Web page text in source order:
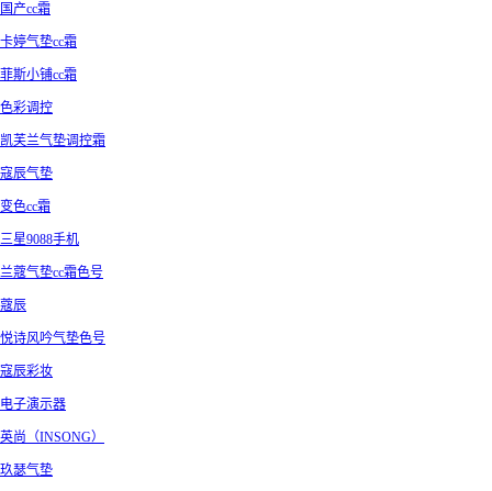
国产cc霜
卡婷气垫cc霜
菲斯小铺cc霜
色彩调控
凯芙兰气垫调控霜
寇辰气垫
变色cc霜
三星9088手机
兰蔻气垫cc霜色号
蔻辰
悦诗风吟气垫色号
寇辰彩妆
电子演示器
英尚（INSONG）
玖瑟气垫